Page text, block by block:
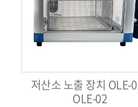
저산소 노출 장치 OLE-
OLE-02